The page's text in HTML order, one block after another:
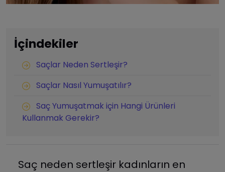
İçindekiler
Saçlar Neden Sertleşir?
Saçlar Nasıl Yumuşatılır?
Saç Yumuşatmak için Hangi Ürünleri
Kullanmak Gerekir?
Saç neden sertleşir kadınların en